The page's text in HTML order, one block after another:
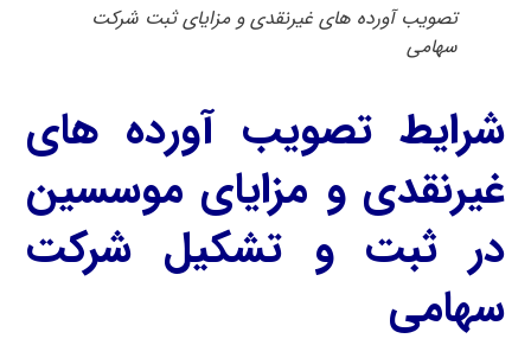
تصویب آورده های غیرنقدی و مزایای ثبت شرکت
سهامی
شرایط تصویب آورده های
غیرنقدی و مزایای موسسین
در ثبت و تشکیل شرکت
سهامی